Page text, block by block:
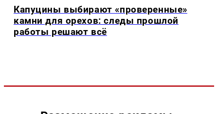
Капуцины выбирают «проверенные»
камни для орехов: следы прошлой
работы решают всё